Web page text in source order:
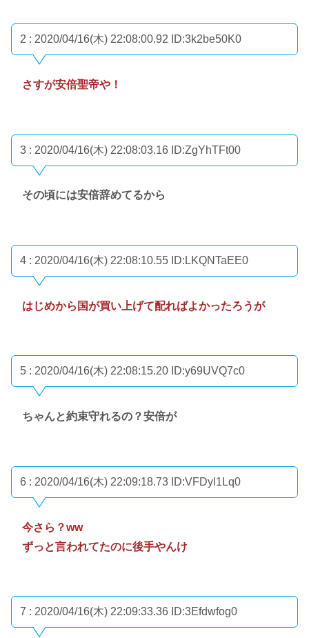
2 : 2020/04/16(木) 22:08:00.92 ID:3k2be50K0
さすが安倍聖帝や！
3 : 2020/04/16(木) 22:08:03.16 ID:ZgYhTFt00
その頃には安倍辞めてるから
4 : 2020/04/16(木) 22:08:10.55 ID:LKQNTaEE0
はじめから国が買い上げて配ればよかったろうが
5 : 2020/04/16(木) 22:08:15.20 ID:y69UVQ7c0
ちゃんと約束守れるの？安倍が
6 : 2020/04/16(木) 22:09:18.73 ID:VFDyl1Lq0
今さら？ww
ずっと言われてたのに後手やんけ
7 : 2020/04/16(木) 22:09:33.36 ID:3Efdwfog0